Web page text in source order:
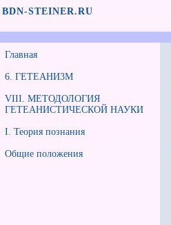
BDN-STEINER.RU
Главная
6. ГЕТЕАНИ3М
VIII. МЕТОДОЛОГИЯ
ГЕТЕАНИСТИЧЕСКОЙ НАУКИ
I. Теория познания
Общие положения